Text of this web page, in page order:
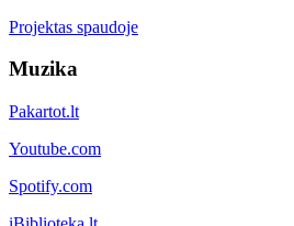
Projektas spaudoje
Muzika
Pakartot.lt
Youtube.com
Spotify.com